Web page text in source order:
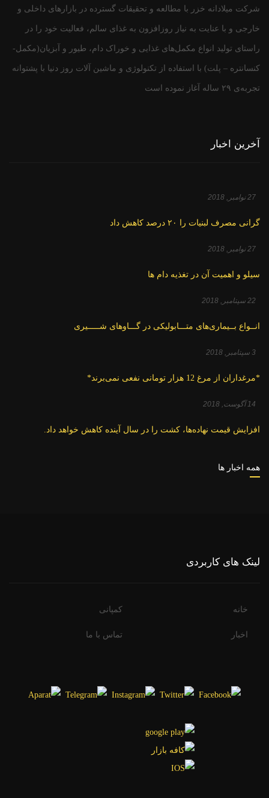
شرکت میلادانه خزر با مطالعه و تحقیقات گسترده در بازارهای داخلی و
خارجی و با عنایت به نیاز روزافزون به غذای سالم، فعالیت خود را در
راستای تولید انواع مکمل‌های غذایی و خوراک دام، طیور و آبزیان(مکمل-
کنسانتره – پلت) با استفاده از تکنولوژی و ماشین آلات روز دنیا با پشتوانه
تجربه‌ی ۲۹ ساله آغاز نموده است
آخرین اخبار
27 نوامبر, 2018
گرانی مصرف لبنیات را ۲۰ درصد کاهش داد
27 نوامبر, 2018
سیلو و اهمیت آن در تغذیه دام ها
22 سپتامبر, 2018
انــواع بــیماری‌های متـــابولیکی در گـــاوهای شـــــیری
3 سپتامبر, 2018
*مرغداران از مرغ 12 هزار تومانی نفعی نمی‌برند*
14 آگوست, 2018
افزایش قیمت نهاده‌ها، کشت را در سال آینده کاهش خواهد داد.
همه اخبار ها
لینک های کاربردی
خانه کمپانی
اخبار تماس با ما